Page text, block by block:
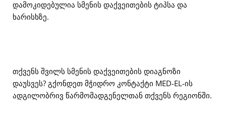
დამოკიდებულია სმენის დაქვეითების ტიპსა და
ხარისხზე.
თქვენს შვილს სმენის დაქვეითების დიაგნოზი
დაუსვეს? გქონდეთ მჭიდრო კონტაქტი MED-EL-ის
ადგილობრივ წარმომადგენელთან თქვენს რეგიონში.